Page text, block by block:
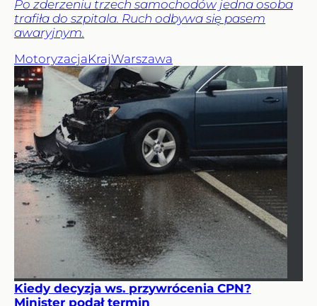
Po zderzeniu trzech samochodów jedna osoba
trafiła do szpitala. Ruch odbywa się pasem
awaryjnym.
MotoryzacjaKrajWarszawa
Kiedy decyzja ws. przywrócenia CPN?
Minister podał termin